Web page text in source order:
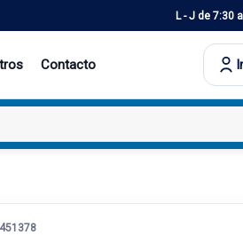
L - J de 7:30
Contacto